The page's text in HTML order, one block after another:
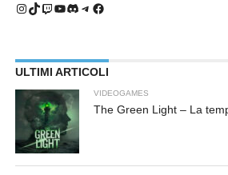
party e detentore di uno dei
Instagram
TikTok
Twitch
YouTube
Discord
Telegram
Facebook
ULTIMI ARTICOLI
VIDEOGAMES
The Green Light – La